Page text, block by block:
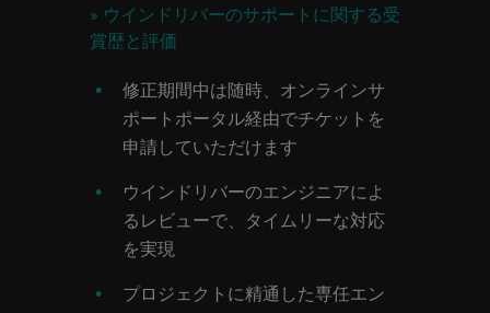
» ウインドリバーのサポートに関する受
賞歴と評価
修正期間中は随時、オンラインサ
ポートポータル経由でチケットを
申請していただけます
ウインドリバーのエンジニアによ
るレビューで、タイムリーな対応
を実現
プロジェクトに精通した専任エン